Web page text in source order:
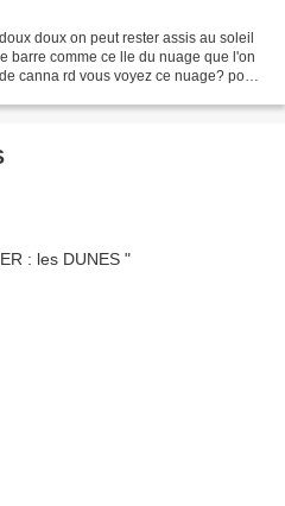
doux on peut rester assis au soleil
barre comme ce lle du nuage que l'on
canna rd vous voyez ce nuage? pour